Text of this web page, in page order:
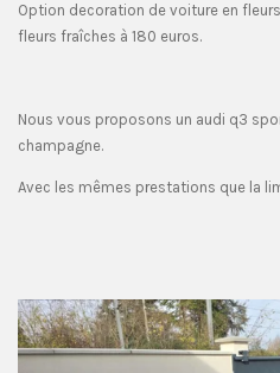
Option decoration de voiture en
fleurs fraîches à 180 euros.
Nous vous proposons un audi q3
champagne.
Avec les mêmes prestations que la